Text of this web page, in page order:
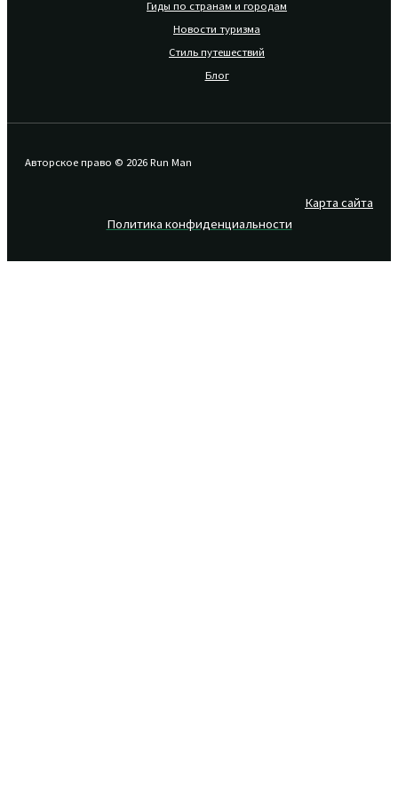
Гиды по странам и городам
Новости туризма
Стиль путешествий
Блог
Авторское право © 2026 Run Man
Карта сайта
Политика конфиденциальности